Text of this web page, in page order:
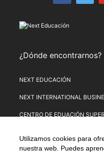
¿Dónde encontrarnos?
NEXT EDUCACIÓN
NEXT INTERNATIONAL
CENTRO DE EDUACIÓN
PLATAFORMA DE
Utilizamos cookies para
nuestra web. Puedes